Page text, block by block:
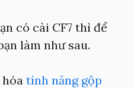
có cài CF7 thì để
làm như sau.
tính năng gộp